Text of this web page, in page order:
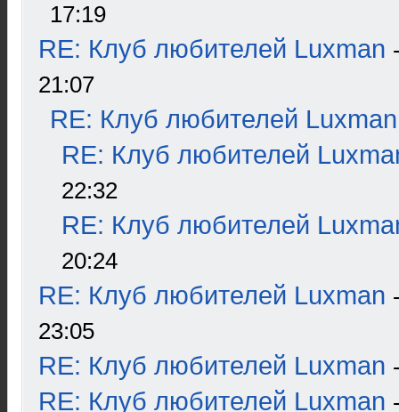
17:19
RE: Клуб любителей Luxman
21:07
RE: Клуб любителей Luxman
RE: Клуб любителей
22:32
RE: Клуб любителей
20:24
RE: Клуб любителей Luxman
23:05
RE: Клуб любителей Luxman
RE: Клуб любителей Luxman